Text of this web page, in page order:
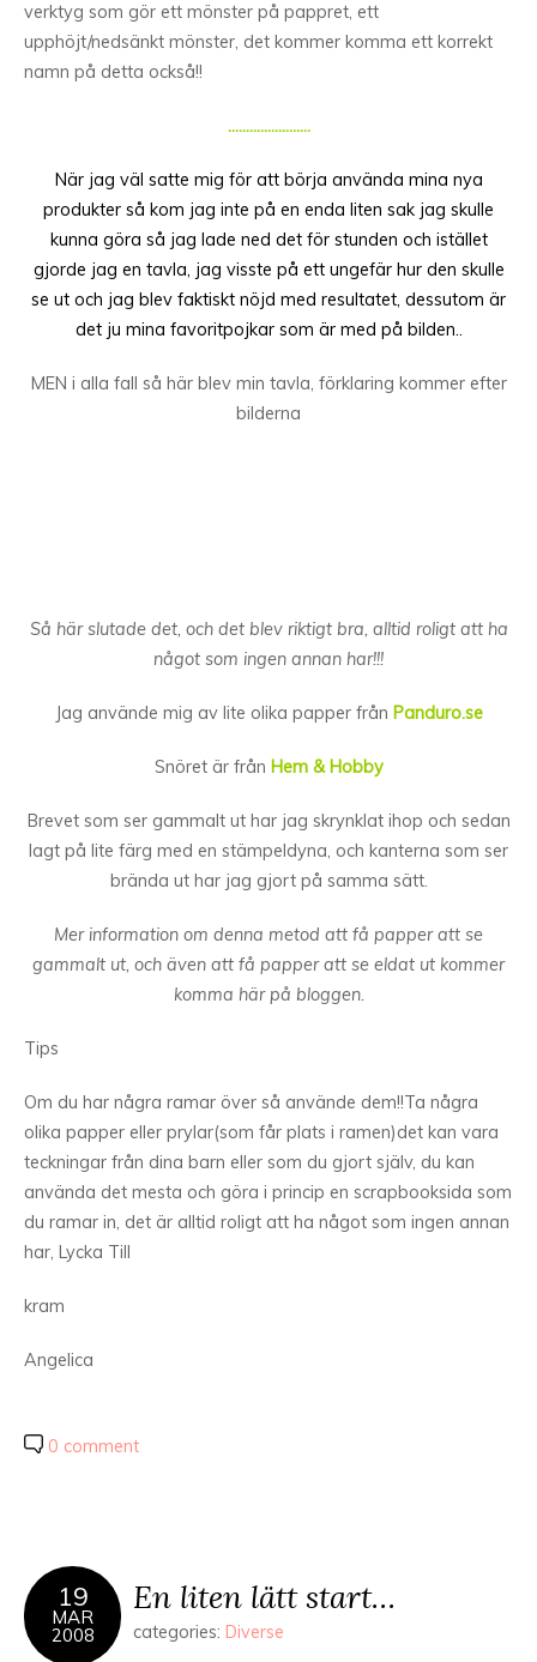
verktyg som gör ett mönster på pappret, ett
upphöjt/nedsänkt mönster, det kommer komma ett korrekt
namn på detta också!!
…………………..
När jag väl satte mig för att börja använda mina nya
produkter så kom jag inte på en enda liten sak jag skulle
kunna göra så jag lade ned det för stunden och istället
gjorde jag en tavla, jag visste på ett ungefär hur den skulle
se ut och jag blev faktiskt nöjd med resultatet, dessutom är
det ju mina favoritpojkar som är med på bilden..
MEN i alla fall så här blev min tavla, förklaring kommer efter
bilderna
Så här slutade det, och det blev riktigt bra, alltid roligt att ha
något som ingen annan har!!!
Jag använde mig av lite olika papper från Panduro.se
Snöret är från Hem & Hobby
Brevet som ser gammalt ut har jag skrynklat ihop och sedan
lagt på lite färg med en stämpeldyna, och kanterna som ser
brända ut har jag gjort på samma sätt.
Mer information om denna metod att få papper att se
gammalt ut, och även att få papper att se eldat ut kommer
komma här på bloggen.
Tips
Om du har några ramar över så använde dem!!Ta några
olika papper eller prylar(som får plats i ramen)det kan vara
teckningar från dina barn eller som du gjort själv, du kan
använda det mesta och göra i princip en scrapbooksida som
du ramar in, det är alltid roligt att ha något som ingen annan
har, Lycka Till
kram
Angelica
0 comment
19
MAR
2008
En liten lätt start…
categories: Diverse